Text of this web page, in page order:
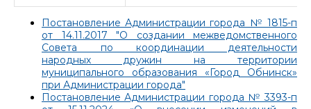
Постановление Администрации города № 1815-п
от 14.11.2017 "О создании межведомственного
Совета по координации деятельности
народных дружин на территории
муниципального образования «Город Обнинск»
при Администрации города"
Постановление Администрации города № 3393-п